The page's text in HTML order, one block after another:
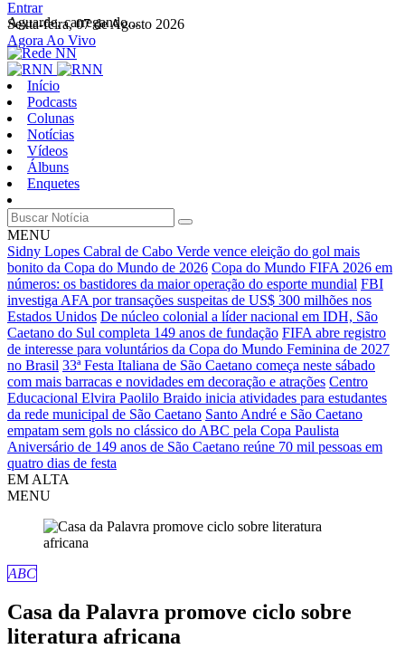
Aguarde, carregando...
Entrar
Sexta-feira, 07 de Agosto 2026
Agora Ao Vivo
Início
Podcasts
Colunas
Notícias
Vídeos
Álbuns
Enquetes
MENU
Sidny Lopes Cabral de Cabo Verde vence eleição do gol mais
bonito da Copa do Mundo de 2026 Copa do Mundo FIFA 2026 em
números: os bastidores da maior operação do esporte mundial FBI
investiga AFA por transações suspeitas de US$ 300 milhões nos
Estados Unidos De núcleo colonial a líder nacional em IDH, São
Caetano do Sul completa 149 anos de fundação FIFA abre registro
de interesse para voluntários da Copa do Mundo Feminina de 2027
no Brasil 33ª Festa Italiana de São Caetano começa neste sábado
com mais barracas e novidades em decoração e atrações Centro
Educacional Elvira Paolilo Braido inicia atividades para estudantes
da rede municipal de São Caetano Santo André e São Caetano
empatam sem gols no clássico do ABC pela Copa Paulista
Aniversário de 149 anos de São Caetano reúne 70 mil pessoas em
quatro dias de festa
EM ALTA
MENU
ABC
Casa da Palavra promove ciclo sobre
literatura africana